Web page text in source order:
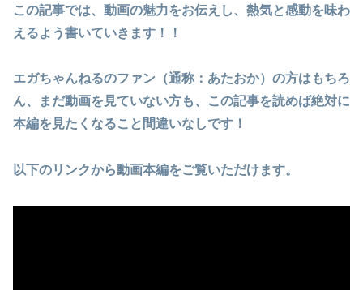
この記事では、動画の魅力をお伝えし、熱気と感動を味わ
えるよう書いていきます！！
エガちゃんねるのファン（通称：あたおか）の方はもちろ
ん、まだ動画を見ていない方も、この記事を読めば絶対に
本編を見たくなること間違いなしです！
以下のリンクから動画本編をご覧いただけます。